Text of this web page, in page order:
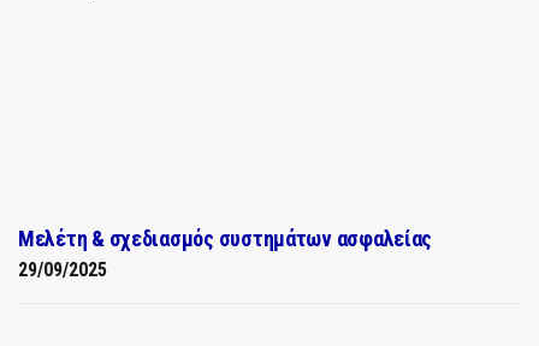
Μελέτη & σχεδιασμός συστημάτων ασφαλείας
29/09/2025